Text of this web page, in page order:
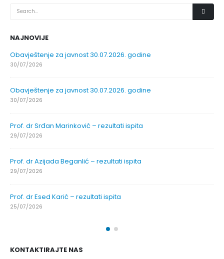
NAJNOVIJE
Obavještenje za javnost 30.07.2026. godine
30/07/2026
Obavještenje za javnost 30.07.2026. godine
30/07/2026
Prof. dr Srđan Marinković – rezultati ispita
29/07/2026
Prof. dr Azijada Beganlić – rezultati ispita
29/07/2026
Prof. dr Esed Karić – rezultati ispita
25/07/2026
KONTAKTIRAJTE NAS